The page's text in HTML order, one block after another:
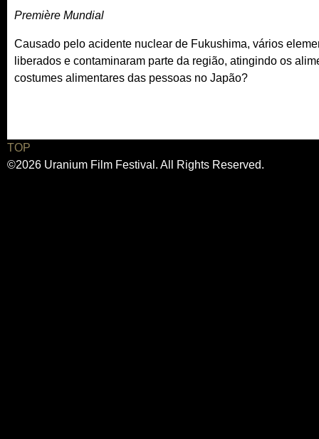
Première Mundial
Causado pelo acidente nuclear de Fukushima, vários
liberados e contaminaram parte da região, atingindo os
costumes alimentares das pessoas no Japão?
TOP
©2026 Uranium Film Festival. All Rights Reserved.